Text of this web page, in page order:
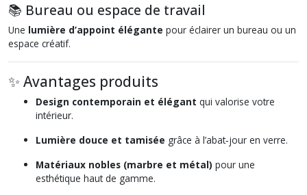
📚 Bureau ou espace de travail
Une lumière d’appoint élégante pour éclairer un bureau ou un
espace créatif.
✨ Avantages produits
Design contemporain et élégant qui valorise votre
intérieur.
Lumière douce et tamisée grâce à l’abat‑jour en verre.
Matériaux nobles (marbre et métal) pour une
esthétique haut de gamme.